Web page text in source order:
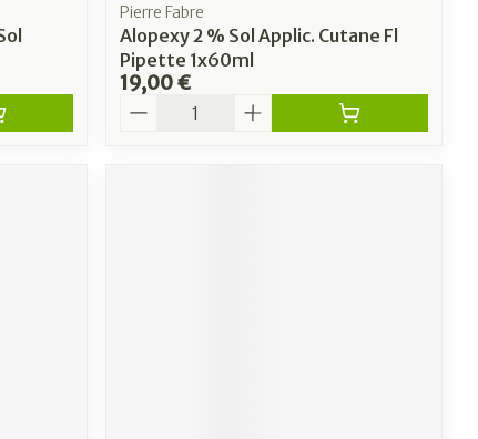
Pierre Fabre
Alopexy 2 % Sol Applic. Cutane Fl
Pipette 1x60ml
19,00 €
Quantité